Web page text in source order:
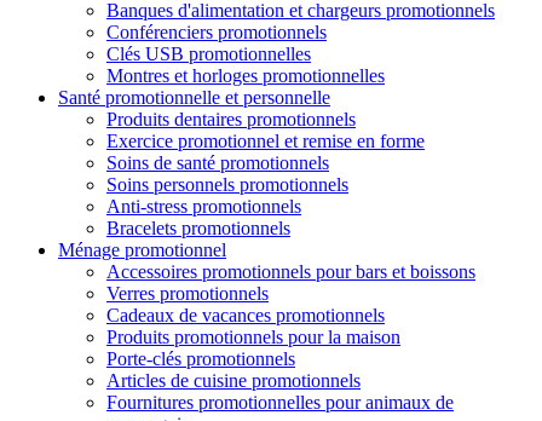
Banques d'alimentation et chargeurs promotionnels
Conférenciers promotionnels
Clés USB promotionnelles
Montres et horloges promotionnelles
Santé promotionnelle et personnelle
Produits dentaires promotionnels
Exercice promotionnel et remise en forme
Soins de santé promotionnels
Soins personnels promotionnels
Anti-stress promotionnels
Bracelets promotionnels
Ménage promotionnel
Accessoires promotionnels pour bars et boissons
Verres promotionnels
Cadeaux de vacances promotionnels
Produits promotionnels pour la maison
Porte-clés promotionnels
Articles de cuisine promotionnels
Fournitures promotionnelles pour animaux de